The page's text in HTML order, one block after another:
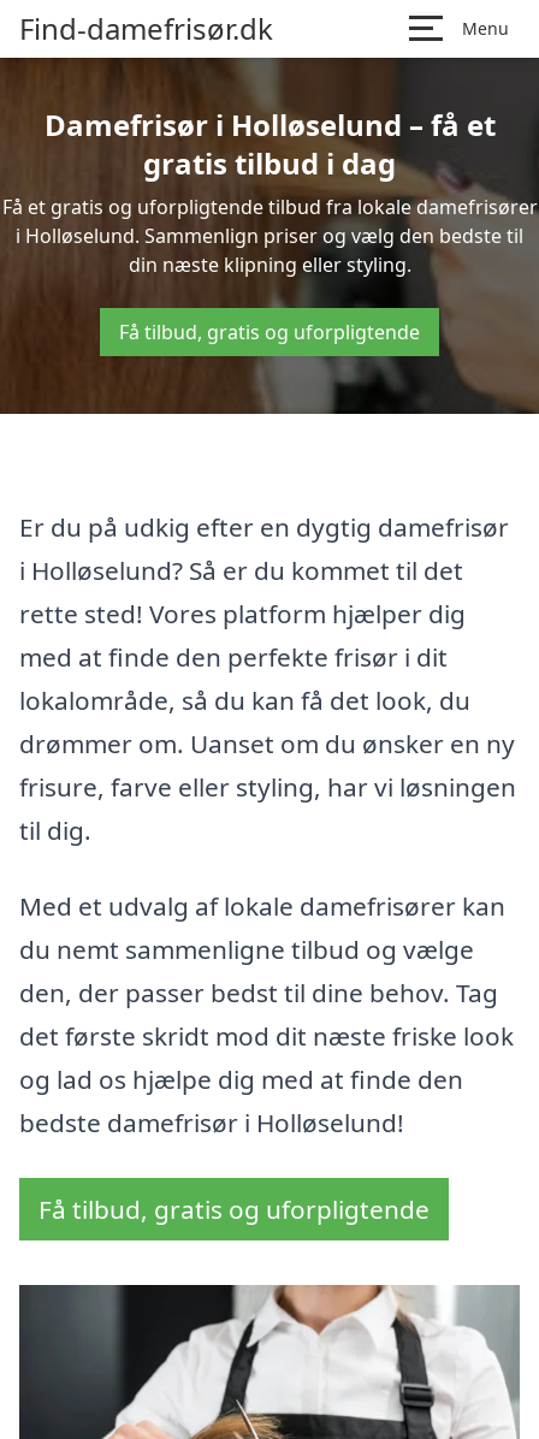
Find-damefrisør.dk Menu
Damefrisør i Holløselund – få et
gratis tilbud i dag
Få et gratis og uforpligtende tilbud fra lokale damefrisører
i Holløselund. Sammenlign priser og vælg den bedste til
din næste klipning eller styling.
Få tilbud, gratis og uforpligtende
Er du på udkig efter en dygtig damefrisør
i Holløselund? Så er du kommet til det
rette sted! Vores platform hjælper dig
med at finde den perfekte frisør i dit
lokalområde, så du kan få det look, du
drømmer om. Uanset om du ønsker en ny
frisure, farve eller styling, har vi løsningen
til dig.
Med et udvalg af lokale damefrisører kan
du nemt sammenligne tilbud og vælge
den, der passer bedst til dine behov. Tag
det første skridt mod dit næste friske look
og lad os hjælpe dig med at finde den
bedste damefrisør i Holløselund!
Få tilbud, gratis og uforpligtende